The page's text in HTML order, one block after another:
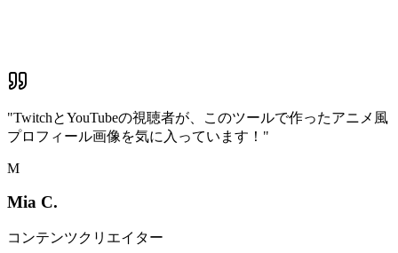
"TwitchとYouTubeの視聴者が、このツールで作ったアニメ風
プロフィール画像を気に入っています！ "
M
Mia C.
コンテンツクリエイター